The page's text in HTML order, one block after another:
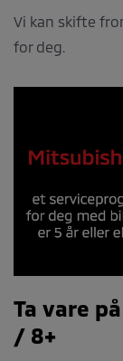
Vi kan skifte
for deg.
Ta vare
/ 8+